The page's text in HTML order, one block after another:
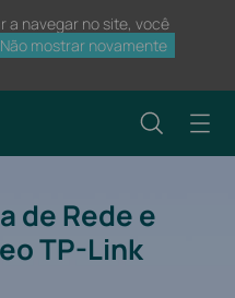
a navegar no site, você
Não mostrar novamente
de Rede e
TP-Link